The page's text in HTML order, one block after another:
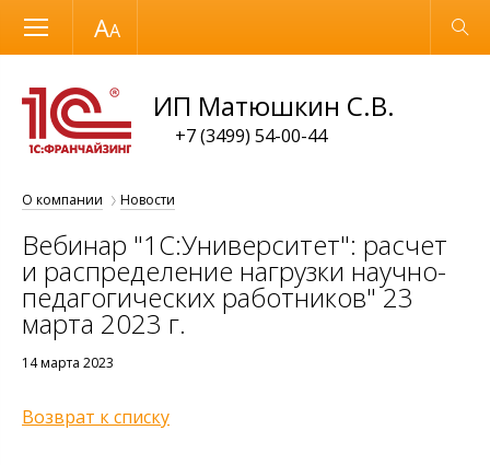
Размер шрифта Обычная версия
ИП Матюшкин С.В.
+7 (3499) 54-00-44
О компании Новости
Вебинар "1С:Университет": расчет
и распределение нагрузки научно-
педагогических работников" 23
марта 2023 г.
14 марта 2023
Возврат к списку